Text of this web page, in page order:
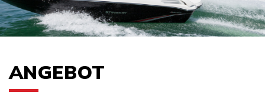
ANGEBOT